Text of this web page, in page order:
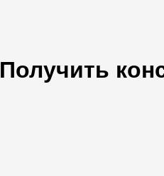
Получить